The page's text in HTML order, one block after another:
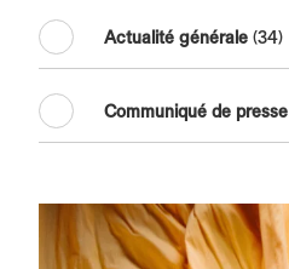
Actualité générale (34)
Communiqué de presse